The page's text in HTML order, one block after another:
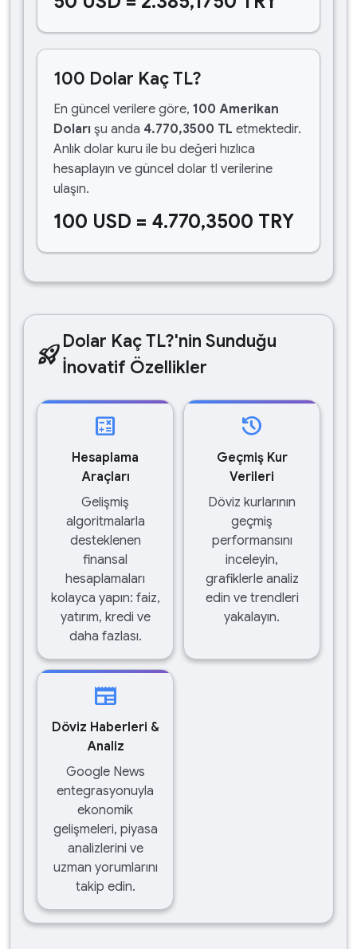
100 Dolar Kaç TL?
En güncel verilere göre, 100 Amerikan
Doları şu anda 4.770,3500 TL etmektedir.
Anlık dolar kuru ile bu değeri hızlıca
hesaplayın ve güncel dolar tl verilerine
ulaşın.
100 USD = 4.770,3500 TRY
rocket_launchDolar Kaç TL?'nin Sunduğu
İnovatif Özellikler
calculate
Hesaplama
Araçları
Gelişmiş
algoritmalarla
desteklenen
finansal
hesaplamaları
kolayca yapın: faiz,
yatırım, kredi ve
daha fazlası.
history
Geçmiş Kur
Verileri
Döviz kurlarının
geçmiş
performansını
inceleyin,
grafiklerle analiz
edin ve trendleri
yakalayın.
newspaper
Döviz Haberleri &
Analiz
Google News
entegrasyonuyla
ekonomik
gelişmeleri, piyasa
analizlerini ve
uzman yorumlarını
takip edin.